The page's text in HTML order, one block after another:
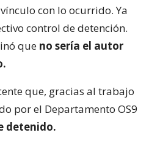
con lo ocurrido. Ya
control de detención.
que no sería el autor
que, gracias al trabajo
por el Departamento OS9
detenido.